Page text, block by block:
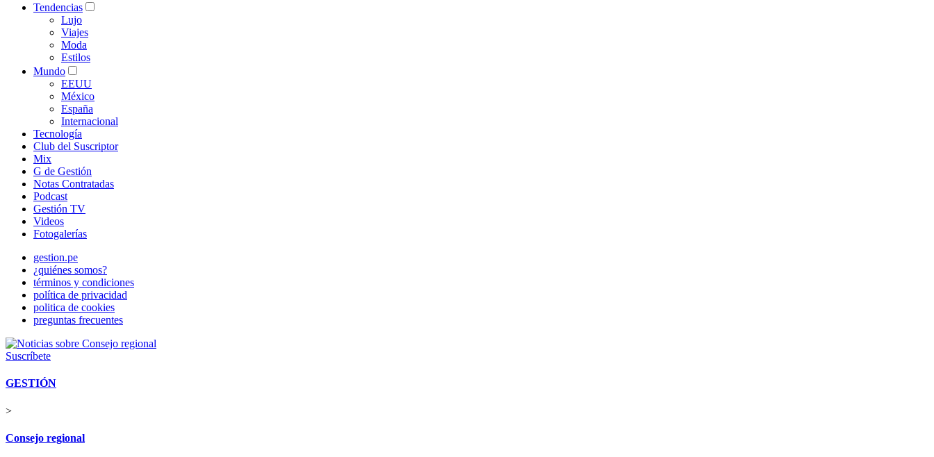
Tendencias
Lujo
Viajes
Moda
Estilos
Mundo
EEUU
México
España
Internacional
Tecnología
Club del Suscriptor
Mix
G de Gestión
Notas Contratadas
Podcast
Gestión TV
Videos
Fotogalerías
gestion.pe
¿quiénes somos?
términos y condiciones
política de privacidad
politica de cookies
preguntas frecuentes
Suscríbete
GESTIÓN
>
Consejo regional